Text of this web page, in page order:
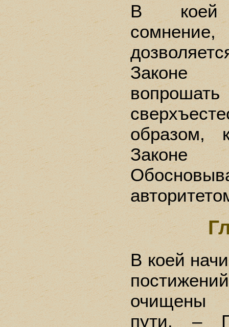
В коей
Законе
образом,
В коей
очищены
пути. –